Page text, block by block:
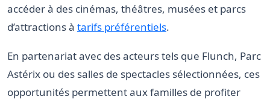
accéder à des cinémas, théâtres, musées et parcs
d’attractions à tarifs préférentiels.
En partenariat avec des acteurs tels que Flunch, Parc
Astérix ou des salles de spectacles sélectionnées, ces
opportunités permettent aux familles de profiter